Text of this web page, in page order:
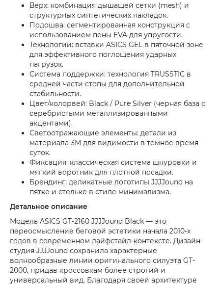
Верх: комбинация дышащей сетки (mesh) и
структурных синтетических накладок.
Подошва: сегментированная конструкция с
использованием пены EVA для упругости.
Технологии: вставки ASICS GEL в пяточной зоне
для эффективного поглощения ударных
нагрузок.
Система поддержки: технология TRUSSTIC в
средней части стопы для дополнительной
стабильности.
Цвет/колорвей: Black / Pure Silver (черная база с
серебристыми металлизированными
акцентами).
Светоотражающие элементы: детали из
материала 3M для видимости в темное время
суток.
Фиксация: классическая система шнуровки и
мягкий воротник для плотной посадки.
Брендинг: деликатные логотипы JJJJound на
пятке и стельке в стиле минимализма.
Детальное описание
Модель ASICS GT-2160 JJJJound Black — это
переосмысление беговой эстетики начала 2010-х
годов в современном лайфстайл-контексте. Дизайн-
студия JJJJound сохранила характерные
волнообразные линии оригинального силуэта GT-
2000, придав кроссовкам более строгий и
универсальный вид. Благодаря своей архитектуре